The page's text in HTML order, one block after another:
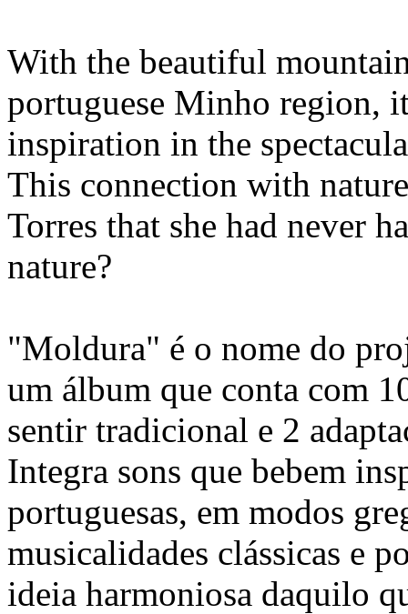
With the beautiful
portuguese Minho region,
inspiration in the
This connection with
Torres that she had never
nature?
"Moldura" é o nome do
um álbum que conta com
sentir tradicional e 2
Integra sons que bebem
portuguesas, em modos
musicalidades clássicas e
ideia harmoniosa daquilo